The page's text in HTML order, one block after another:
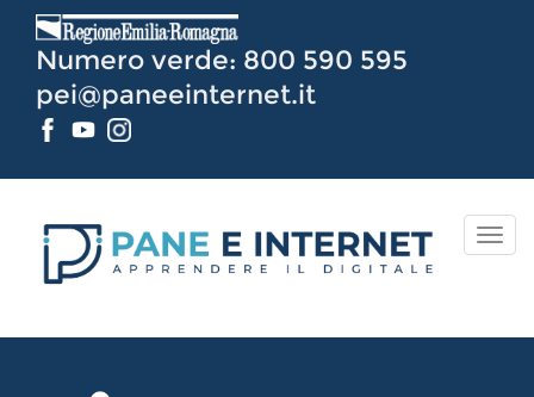
Contenuto
Numero verde: 800 590 595
pei@paneeinternet.it